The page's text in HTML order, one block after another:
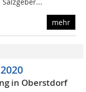
mehr
in Oberstdorf